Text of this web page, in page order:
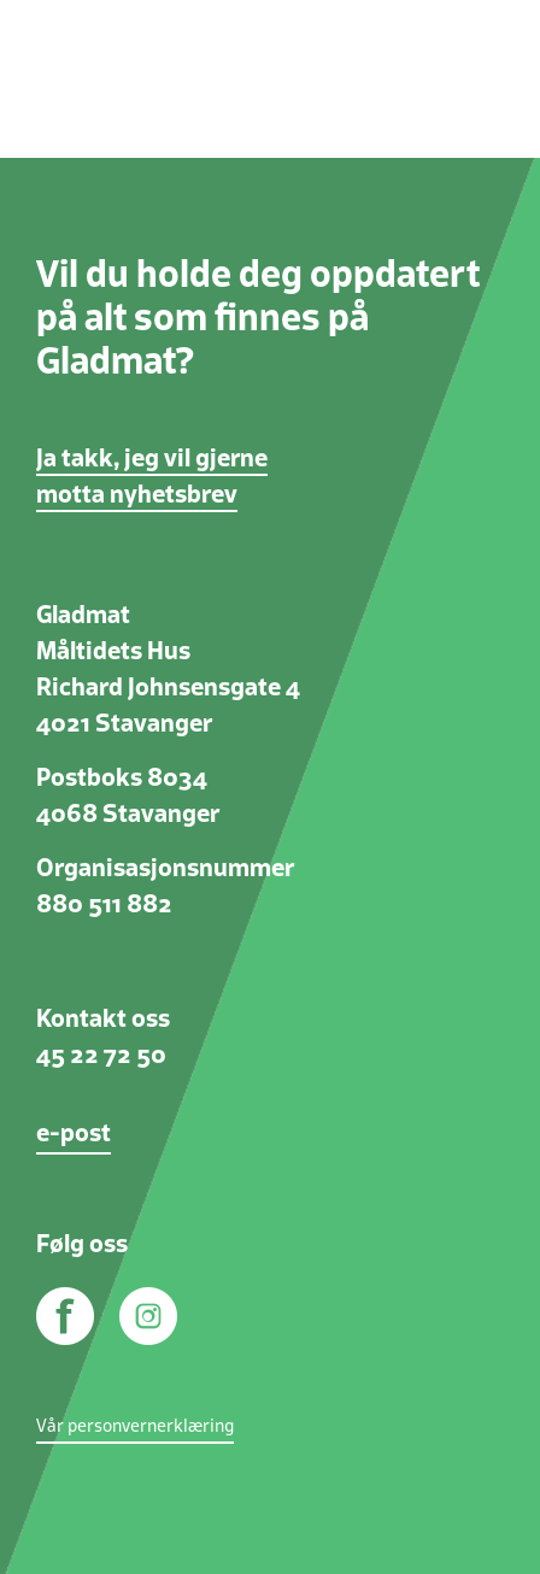
Vil du holde deg oppdatert
på alt som finnes på
Gladmat?
Ja takk, jeg vil gjerne
motta nyhetsbrev
Gladmat
Måltidets Hus
Richard Johnsensgate 4
4021 Stavanger
Postboks 8034
4068 Stavanger
Organisasjonsnummer
880 511 882
Kontakt oss
45 22 72 50
e-post
Følg oss
Vår personvernerklæring